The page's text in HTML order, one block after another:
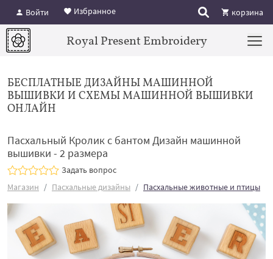
Войти Избранное корзина
Royal Present Embroidery
БЕСПЛАТНЫЕ ДИЗАЙНЫ МАШИННОЙ
ВЫШИВКИ И СХЕМЫ МАШИННОЙ ВЫШИВКИ
ОНЛАЙН
Пасхальный Кролик с бантом Дизайн машинной
вышивки - 2 размера
Задать вопрос
Магазин
Пасхальные дизайны Пасхальные животные и птицы